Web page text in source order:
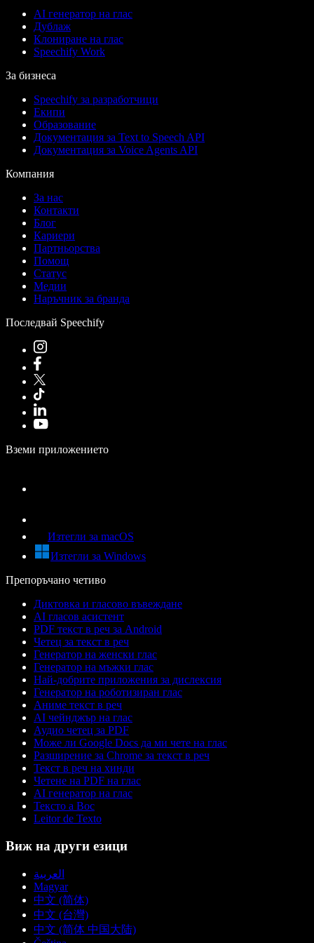
AI генератор на глас
Дублаж
Клониране на глас
Speechify Work
За бизнеса
Speechify за разработчици
Екипи
Образование
Документация за Text to Speech API
Документация за Voice Agents API
Компания
За нас
Контакти
Блог
Кариери
Партньорства
Помощ
Статус
Медии
Наръчник за бранда
Последвай Speechify
Вземи приложението
Изтегли за macOS
Изтегли за Windows
Препоръчано четиво
Диктовка и гласово въвеждане
AI гласов асистент
PDF текст в реч за Android
Четец за текст в реч
Генератор на женски глас
Генератор на мъжки глас
Най-добрите приложения за дислексия
Генератор на роботизиран глас
Аниме текст в реч
AI чейнджър на глас
Аудио четец за PDF
Може ли Google Docs да ми чете на глас
Разширение за Chrome за текст в реч
Текст в реч на хинди
Четене на PDF на глас
AI генератор на глас
Тексто а Вос
Leitor de Texto
Виж на други езици
العربية
Magyar
中文 (简体)
中文 (台灣)
中文 (简体 中国大陆)